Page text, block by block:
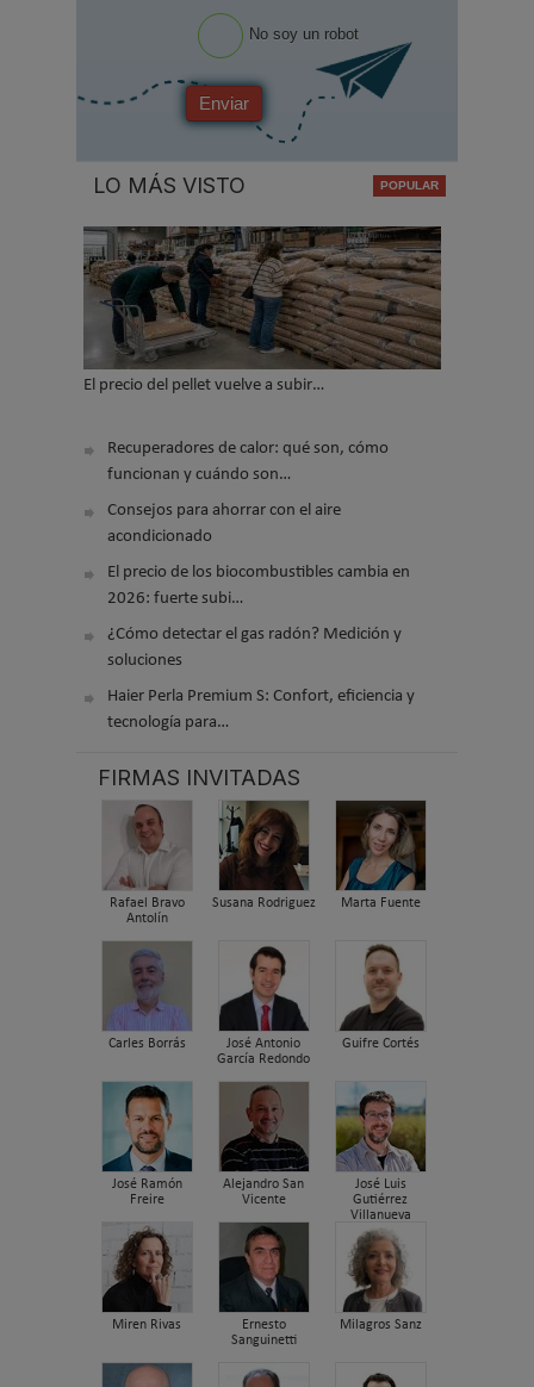
No soy un robot
Enviar
LO MÁS VISTO
El precio del pellet vuelve a subir…
Recuperadores de calor: qué son, cómo
funcionan y cuándo son…
Consejos para ahorrar con el aire
acondicionado
El precio de los biocombustibles cambia en
2026: fuerte subi…
¿Cómo detectar el gas radón? Medición y
soluciones
Haier Perla Premium S: Confort, eficiencia y
tecnología para…
FIRMAS INVITADAS
Rafael Bravo
Antolín
Susana Rodriguez Marta Fuente
Carles Borrás
José Antonio
García Redondo
Guifre Cortés
José Ramón
Freire
Alejandro San
Vicente
José Luis
Gutiérrez
Villanueva
Miren Rivas
Ernesto
Sanguinetti
Milagros Sanz